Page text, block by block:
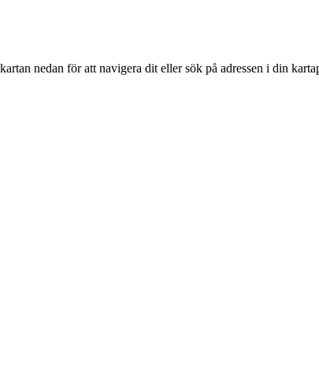
nedan för att navigera dit eller sök på adressen i din